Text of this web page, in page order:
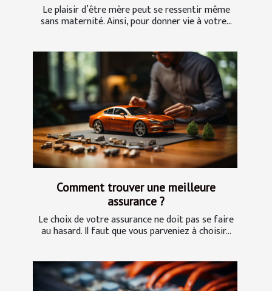
Le plaisir d’être mère peut se ressentir même
sans maternité. Ainsi, pour donner vie à votre...
Comment trouver une meilleure
assurance ?
Le choix de votre assurance ne doit pas se faire
au hasard. Il faut que vous parveniez à choisir...